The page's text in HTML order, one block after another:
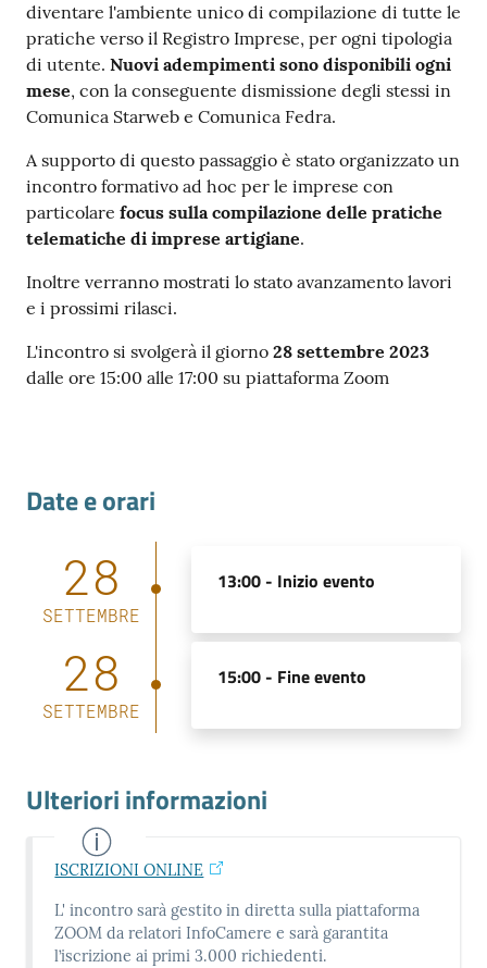
on line
Pagamenti
on line
Accedi
Registrati
su
diventare l'ambiente unico di compilazione di tutte le
pratiche verso il Registro Imprese, per ogni tipologia
di utente. Nuovi adempimenti sono disponibili ogni
mese, con la conseguente dismissione degli stessi in
Comunica Starweb e Comunica Fedra.
A supporto di questo passaggio è stato organizzato un
incontro formativo ad hoc per le imprese con
particolare focus sulla compilazione delle pratiche
telematiche di imprese artigiane.
Inoltre verranno mostrati lo stato avanzamento lavori
e i prossimi rilasci.
L'incontro si svolgerà il giorno 28 settembre 2023
dalle ore 15:00 alle 17:00 su piattaforma Zoom
Date e orari
28
SETTEMBRE
13:00 - Inizio evento
28
SETTEMBRE
15:00 - Fine evento
Ulteriori informazioni
ISCRIZIONI ONLINE
L' incontro sarà gestito in diretta sulla piattaforma
ZOOM da relatori InfoCamere e sarà garantita
l’iscrizione ai primi 3.000 richiedenti.